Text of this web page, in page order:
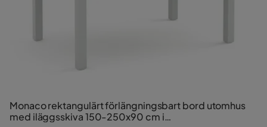
Monaco rektangulärt förlängningsbart bord utomhus
med iläggsskiva 150-250x90 cm i